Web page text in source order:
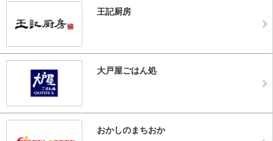
王記厨房
大戸屋ごはん処
おかしのまちおか